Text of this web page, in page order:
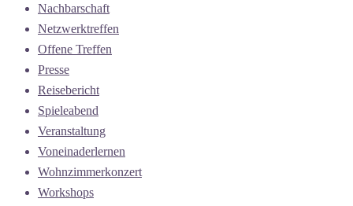
Nachbarschaft
Netzwerktreffen
Offene Treffen
Presse
Reisebericht
Spieleabend
Veranstaltung
Voneinaderlernen
Wohnzimmerkonzert
Workshops